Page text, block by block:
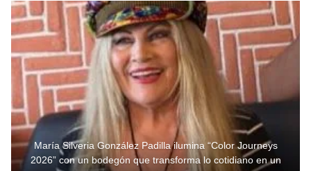
María Silveria González Padilla ilumina “Color Journeys
2026” con un bodegón que transforma lo cotidiano en un